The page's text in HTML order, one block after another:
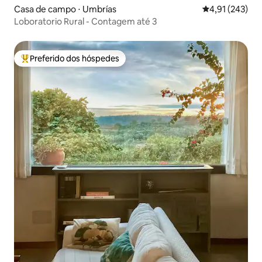
Casa de campo ⋅ Umbrías 4,91 de uma
4,91 (243)
Loboratorio Rural - Contagem até 3
Entre os melhores preferidos dos hóspedes
Preferido dos hóspedes